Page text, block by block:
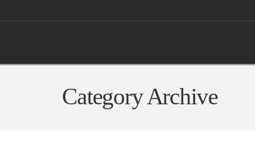
Category Archive